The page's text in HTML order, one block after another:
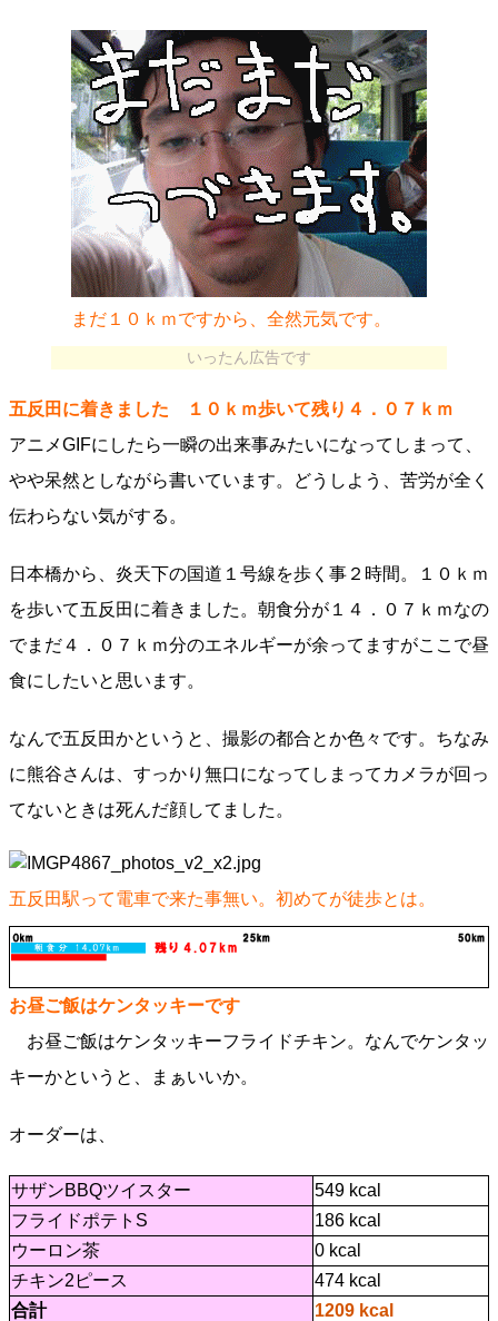
まだ１０ｋｍですから、全然元気です。
いったん広告です
五反田に着きました １０ｋｍ歩いて残り４．０７ｋｍ
アニメGIFにしたら一瞬の出来事みたいになってしまって、
やや呆然としながら書いています。どうしよう、苦労が全く
伝わらない気がする。
日本橋から、炎天下の国道１号線を歩く事２時間。１０ｋｍ
を歩いて五反田に着きました。朝食分が１４．０７ｋｍなの
でまだ４．０７ｋｍ分のエネルギーが余ってますがここで昼
食にしたいと思います。
なんで五反田かというと、撮影の都合とか色々です。ちなみ
に熊谷さんは、すっかり無口になってしまってカメラが回っ
てないときは死んだ顔してました。
五反田駅って電車で来た事無い。初めてが徒歩とは。
お昼ご飯はケンタッキーです
お昼ご飯はケンタッキーフライドチキン。なんでケンタッ
キーかというと、まぁいいか。
オーダーは、
サザンBBQツイスター
549 kcal
フライドポテトS
186 kcal
ウーロン茶
0 kcal
チキン2ピース
474 kcal
合計
1209 kcal